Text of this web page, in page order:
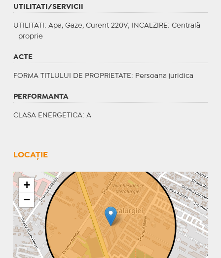
UTILITATI/SERVICII
UTILITATI : Apa, Gaze, Curent 220V; INCALZIRE : Centrală
proprie
ACTE
FORMA TITLULUI DE PROPRIETATE : Persoana juridica
PERFORMANTA
CLASA ENERGETICA: A
LOCAȚIE
+
−